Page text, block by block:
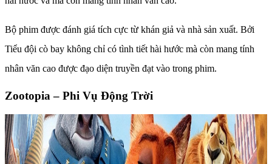
Bộ phim được đánh giá tích cực từ khán giả và nhà sản xuất. Bởi
Tiểu đội cò bay không chỉ có tình tiết hài hước mà còn mang tính
nhân văn cao được đạo diện truyền đạt vào trong phim.
Zootopia – Phi Vụ Động Trời